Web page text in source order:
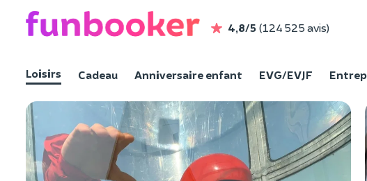
4,8/5 (124 525 avis)
Loisirs Cadeau Anniversaire enfant EVG/EVJF